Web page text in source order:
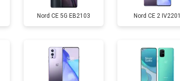
от 60 мин
от 60 мин
Nord CE 5G EB2103 Nord CE 2 IV2201